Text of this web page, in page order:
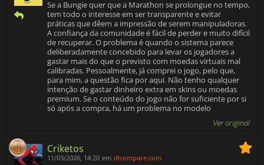
Se a Bungie quer que a Marathon se prolongue no tempo,
tem todo o interesse em ser transparente e evitar
práticas que dêem a impressão de serem manipuladoras.
A confiança da comunidade é fácil de perder e muito difícil
de recuperar. O problema é quando o sistema parece
deliberadamente concebido para levar os jogadores a
gastar mais do que o previsto com moedas virtuais mal
calibradas. Pessoalmente, já comprei o jogo, pelo que,
para mim, a questão fica por aqui. Não tenho qualquer
intenção de gastar dinheiro extra em skins ou moedas
premium. Se o conteúdo do jogo não for suficiente por si
só após a compra, há um problema no modelo
Ver original
Criketos
11/03/2026, 14:20 em dlcompare.com